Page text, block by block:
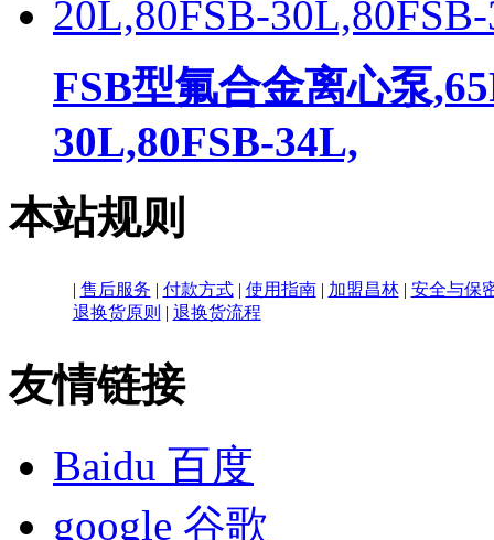
FSB型氟合金离心泵
30L,80FSB-34L,
本站规则
| 售后服务 | 付款方式| 使用指南| 加盟昌林| 安全与保
退换货原则 | 退换货流程
友情链接
Baidu 百度
google 谷歌